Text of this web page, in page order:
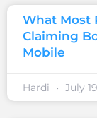
What Most
Claiming
Mobile
Hardi July